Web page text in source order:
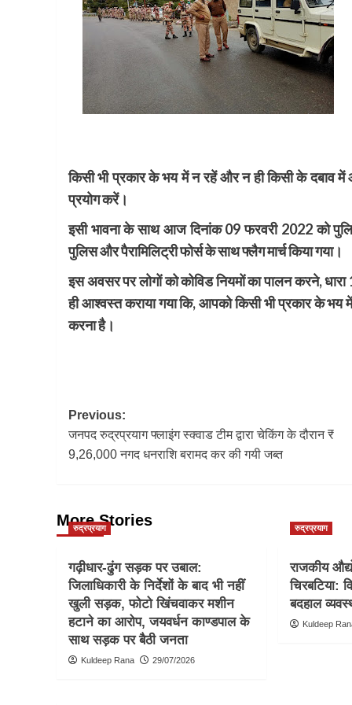
किसी भी प्रकार के भय में न रहें और न ही किसी के दबाव में
प्रयोग करें।
इसी भावना के साथ आज दिनांक 09 फरवरी 2022 को
पुलिस और पैरामिलिट्री फोर्स के साथ फ्लैग मार्च किया गया।
इस अवसर पर लोगों को कोविड नियमों का पालन करने,
ही आश्वस्त कराया गया कि, आपको किसी भी प्रकार के भय
करना है।
Post
navigation
Previous:
जनपद रुद्रप्रयाग फ्लाइंग स्क्वाड टीम द्वारा चेकिंग के दौरान ₹
9,26,000 नगद धनराशि बरामद कर की गयी जब्त
More Stories
रुद्रप्रयाग
गढ़ीधार-ढुंग सड़क पर उबाल:
जिलाधिकारी के निर्देशों के बाद भी नहीं
खुली सड़क, फोटो खिंचवाकर मशीन
हटाने का आरोप, जयवर्धन काण्डपाल के
साथ सड़क पर बैठी जनता
Kuldeep Rana 29/07/2026
रुद्रप्रयाग
राजकीय
चिरबटिया:
बदहाल
Kuldeep